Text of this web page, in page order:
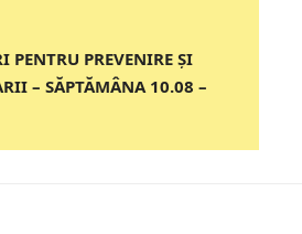
PENTRU PREVENIRE ȘI
– SĂPTĂMÂNA 10.08 –